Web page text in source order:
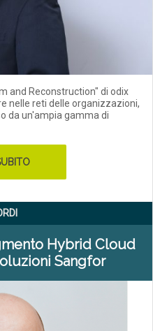
and Reconstruction" di odix
nelle reti delle organizzazioni,
da un'ampia gamma di
Hybrid Cloud
Sangfor